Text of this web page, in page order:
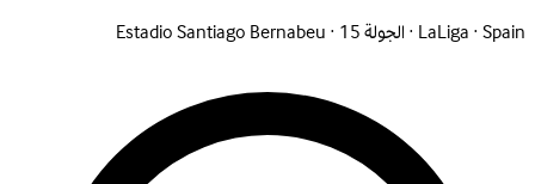
LaLiga·Spain
·الجولة 15 ·
Estadio Santiago Bernabeu